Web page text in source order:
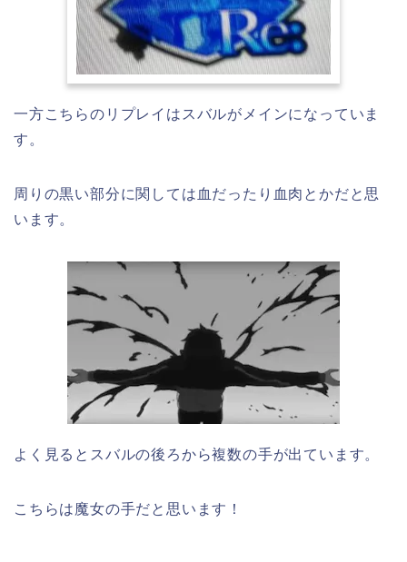
一方こちらのリプレイはスバルがメインになっていま
す。
周りの黒い部分に関しては血だったり血肉とかだと思
います。
よく見るとスバルの後ろから複数の手が出ています。
こちらは魔女の手だと思います！